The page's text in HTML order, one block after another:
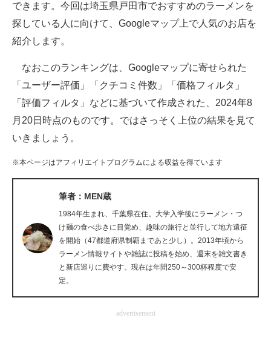
進化するPCとデバイスの未来
好きが集まる 比べて選べる
ビジネスと働き方のヒント
企業ITのトレンドを詳説
ITエンジニア向け専門サイト
企業向けIT製品の総合サイト
IT製品の技術・比較・事例
製造業のIT導入・活用を支援
できます。今回は埼玉県戸田市でおすすめのラーメンを
探している人に向けて、Googleマップ上で人気のお店を
紹介します。
なおこのランキングは、Googleマップに寄せられた
「ユーザー評価」「クチコミ件数」「価格フィルタ」
「評価フィルタ」などに基づいて作成された、2024年8
月20日時点のものです。ではさっそく上位の結果を見て
いきましょう。
※本ページはアフィリエイトプログラムによる収益を得ています
筆者：MEN蔵
1984年生まれ、千葉県在住。大学入学後にラーメン・つ
け麺の食べ歩きに目覚め、趣味の旅行と並行して地方遠征
を開始（47都道府県制覇まであと少し）。2013年頃から
ラーメン情報サイトや雑誌に投稿を始め、週末を雑文書き
と新店巡りに費やす。現在は年間250～300杯程度で安
定。
advertisement